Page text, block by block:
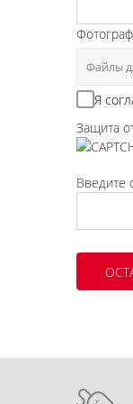
Файлы
Я
Защита
Введите